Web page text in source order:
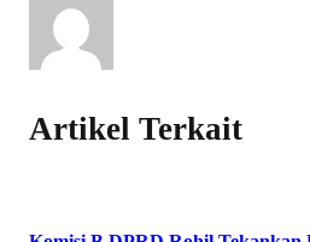
Artikel Terkait